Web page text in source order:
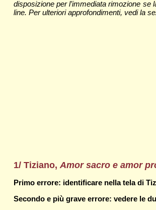
disposizione per l’immediata rimozione se
line. Per ulteriori approfondimenti, vedi la
1/ Tiziano, Amor sacro e amor
Primo errore: identificare nella tela di
Secondo e più grave errore: vedere le